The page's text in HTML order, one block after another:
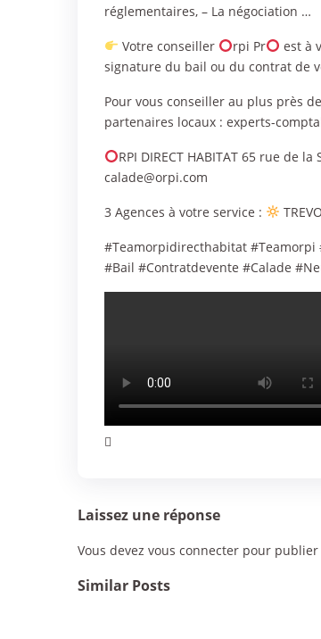
réglementaires, – La négociation …
Votre conseiller rpi Pr
est à
signature du bail ou du contrat de
Pour vous conseiller au plus près
partenaires locaux : experts-
RPI DIRECT HABITAT 65 rue de
calade@orpi.com
3 Agences à votre service :
#Teamorpidirecthabitat
#Bail #Contratdevente #Calade
Laissez une réponse
Vous devez vous connecter pour publier
Similar Posts